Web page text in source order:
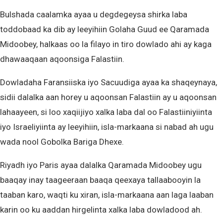
Bulshada caalamka ayaa u degdegeysa shirka laba
toddobaad ka dib ay leeyihiin Golaha Guud ee Qaramada
Midoobey, halkaas oo la filayo in tiro dowlado ahi ay kaga
dhawaaqaan aqoonsiga Falastiin.
Dowladaha Faransiiska iyo Sacuudiga ayaa ka shaqeynaya,
sidii dalalka aan horey u aqoonsan Falastiin ay u aqoonsan
lahaayeen, si loo xaqiijiyo xalka laba dal oo Falastiiniyiinta
iyo Israeliyiinta ay leeyihiin, isla-markaana si nabad ah ugu
wada nool Gobolka Bariga Dhexe.
Riyadh iyo Paris ayaa dalalka Qaramada Midoobey ugu
baaqay inay taageeraan baaqa qeexaya tallaabooyin la
taaban karo, waqti ku xiran, isla-markaana aan laga laaban
karin oo ku aaddan hirgelinta xalka laba dowladood ah.